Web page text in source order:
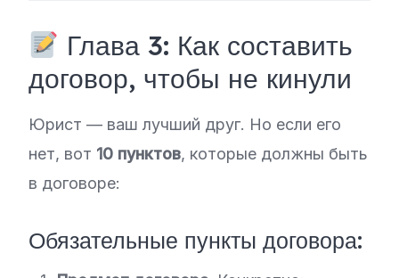
Глава 3: Как составить
договор, чтобы не кинули
Юрист — ваш лучший друг. Но если его
нет, вот 10 пунктов, которые должны быть
в договоре:
Обязательные пункты договора: